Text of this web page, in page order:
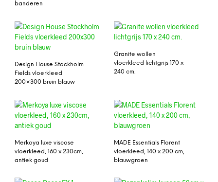
banderen
Design House Stockholm
Fields vloerkleed
200×300 bruin blauw
Granite wollen
vloerkleed lichtgrijs 170 x
240 cm.
Merkoya luxe viscose
vloerkleed, 160 x 230cm,
antiek goud
MADE Essentials Florent
vloerkleed, 140 x 200 cm,
blauwgroen